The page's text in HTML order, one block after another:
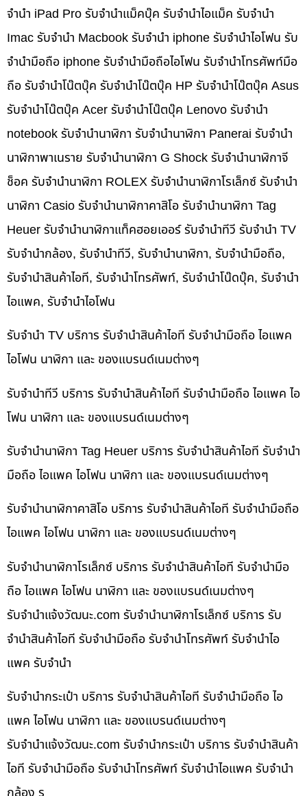
จำนำ iPad Pro รับจำนำแม็คบุ๊ค รับจำนำไอแม็ค รับจำนำ
Imac รับจำนำ Macbook รับจำนำ iphone รับจำนำไอโฟน รับ
จำนำมือถือ iphone รับจำนำมือถือไอโฟน รับจำนำโทรศัพท์มือ
ถือ รับจำนำโน๊ตบุ๊ค รับจำนำโน๊ตบุ๊ค HP รับจำนำโน๊ตบุ๊ค Asus
รับจำนำโน๊ตบุ๊ค Acer รับจำนำโน๊ตบุ๊ค Lenovo รับจำนำ
notebook รับจำนำนาฬิกา รับจำนำนาฬิกา Panerai รับจำนำ
นาฬิกาพาเนราย รับจำนำนาฬิกา G Shock รับจำนำนาฬิกาจี
ช็อค รับจำนำนาฬิกา ROLEX รับจำนำนาฬิกาโรเล็กซ์ รับจำนำ
นาฬิกา Casio รับจำนำนาฬิกาคาสิโอ รับจำนำนาฬิกา Tag
Heuer รับจำนำนาฬิกาแท็คฮอยเออร์ รับจำนำทีวี รับจำนำ TV
รับจำนำกล้อง, รับจำนำทีวี, รับจำนำนาฬิกา, รับจำนำมือถือ,
รับจำนำสินค้าไอที, รับจำนำโทรศัพท์, รับจำนำโน๊ดบุ๊ค, รับจำนำ
ไอแพค, รับจำนำไอโฟน
รับจำนำ TV บริการ รับจำนำสินค้าไอที รับจำนำมือถือ ไอแพค
ไอโฟน นาฬิกา และ ของแบรนด์เนมต่างๆ
รับจำนำทีวี บริการ รับจำนำสินค้าไอที รับจำนำมือถือ ไอแพค ไอ
โฟน นาฬิกา และ ของแบรนด์เนมต่างๆ
รับจำนำนาฬิกา Tag Heuer บริการ รับจำนำสินค้าไอที รับจำนำ
มือถือ ไอแพค ไอโฟน นาฬิกา และ ของแบรนด์เนมต่างๆ
รับจำนำนาฬิกาคาสิโอ บริการ รับจำนำสินค้าไอที รับจำนำมือถือ
ไอแพค ไอโฟน นาฬิกา และ ของแบรนด์เนมต่างๆ
รับจำนำนาฬิกาโรเล็กซ์ บริการ รับจำนำสินค้าไอที รับจำนำมือ
ถือ ไอแพค ไอโฟน นาฬิกา และ ของแบรนด์เนมต่างๆ
รับจํานําแจ้งวัฒนะ.com รับจำนำนาฬิกาโรเล็กซ์ บริการ รับ
จำนำสินค้าไอที รับจำนำมือถือ รับจำนำโทรศัพท์ รับจำนำไอ
แพค รับจำนำ
รับจำนำกระเป๋า บริการ รับจำนำสินค้าไอที รับจำนำมือถือ ไอ
แพค ไอโฟน นาฬิกา และ ของแบรนด์เนมต่างๆ
รับจํานําแจ้งวัฒนะ.com รับจำนำกระเป๋า บริการ รับจำนำสินค้า
ไอที รับจำนำมือถือ รับจำนำโทรศัพท์ รับจำนำไอแพค รับจำนำ